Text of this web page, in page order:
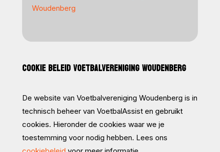
Woudenberg
COOKIE BELEID VOETBALVERENIGING WOUDENBERG
De website van Voetbalvereniging Woudenberg is in
technisch beheer van VoetbalAssist en gebruikt
cookies. Hieronder de cookies waar we je
toestemming voor nodig hebben. Lees ons